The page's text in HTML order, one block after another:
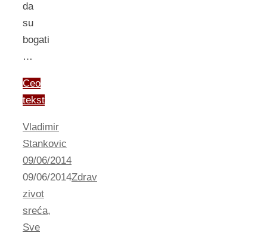
da
su
bogati
…
Ceo
tekst
Vladimir
Stankovic
09/06/2014
09/06/2014Zdrav
zivot
sreća,
Sve